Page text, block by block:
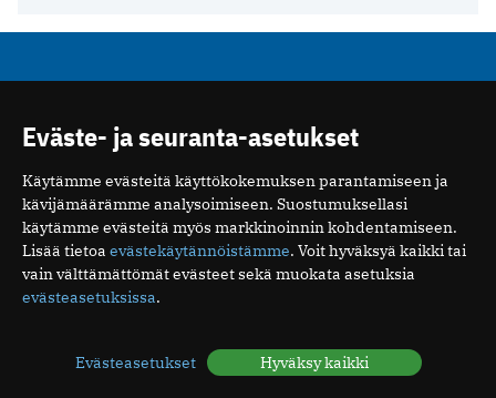
Ota yhteyttä
Tilaa uutiskirje
Suomen Lääkäriliitto
puh. (09) 393 091
Eväste- ja seuranta-asetukset
Käytämme evästeitä käyttökokemuksen parantamiseen ja
kävijämäärämme analysoimiseen. Suostumuksellasi
käytämme evästeitä myös markkinoinnin kohdentamiseen.
Lisää tietoa evästekäytännöistämme. Voit hyväksyä kaikki tai
vain välttämättömät evästeet sekä muokata asetuksia
evästeasetuksissa.
Evästeasetukset Hyväksy kaikki